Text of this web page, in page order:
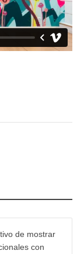
de mostrar
con